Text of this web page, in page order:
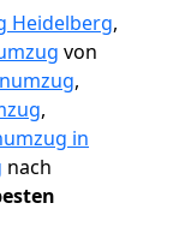
Heidelberg,
von
,
,
in
nach